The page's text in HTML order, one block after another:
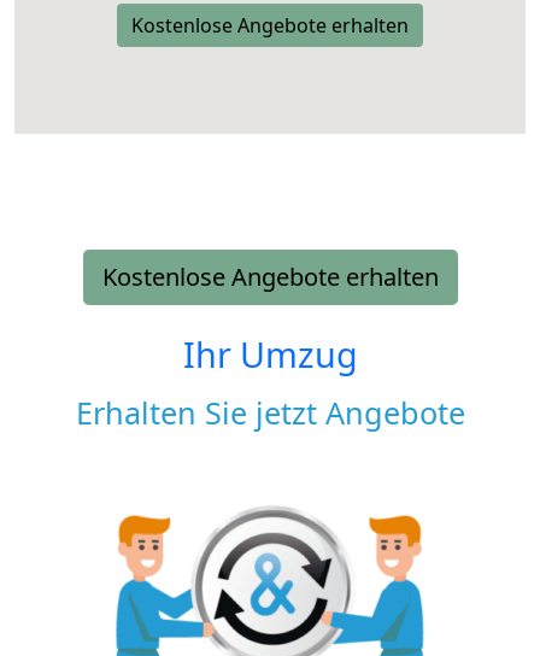
Kostenlose Angebote erhalten
Kostenlose Angebote erhalten
Ihr Umzug
Erhalten Sie jetzt Angebote